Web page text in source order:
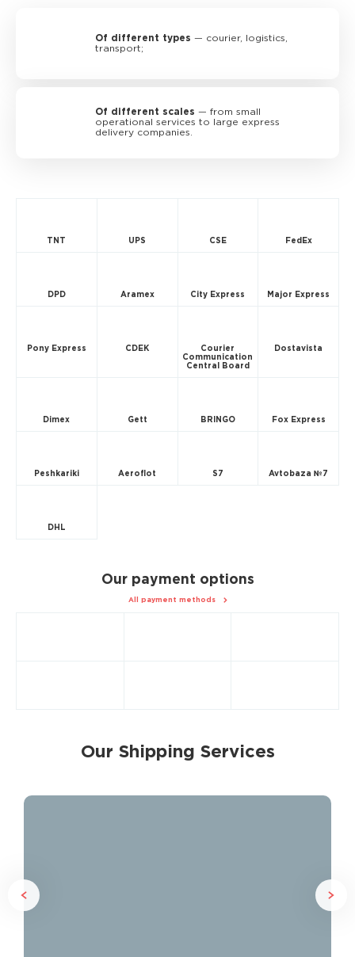
Of different types — courier, logistics,
transport;
Of different scales — from small
operational services to large express
delivery companies.
TNT UPS CSE FedEx
DPD Aramex City Express Major Express
Pony Express CDEK
Courier
Communication
Central Board
Dostavista
Dimex Gett BRINGO Fox Express
Peshkariki Aeroflot S7 Avtobaza №7
DHL
Our payment options
All payment methods
Our Shipping Services